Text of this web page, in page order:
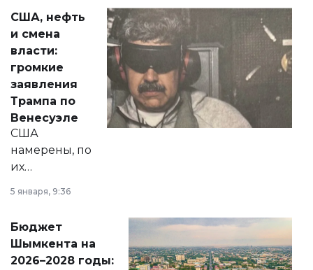
актуальных тем —
от слухов о
политических
реформах до
вопросов армии,
экономики и
личного здоровья.
США, нефть
и смена
власти:
громкие
заявления
Трампа по
Венесуэле
США
намерены, по
их
принести
народу
Венесуэлы.
5 января, 9:36
Бюджет
Шымкента на
2026–2028 годы: